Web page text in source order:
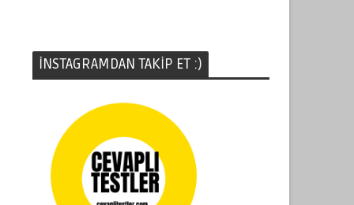
İNSTAGRAMDAN TAKİP ET :)